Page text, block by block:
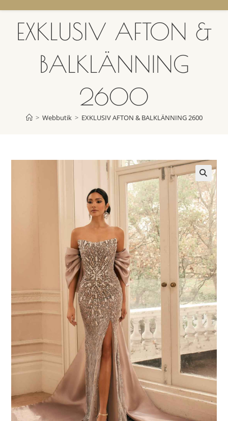
EXKLUSIV AFTON &
BALKLÄNNING
2600
> Webbutik > EXKLUSIV AFTON & BALKLÄNNING 2600